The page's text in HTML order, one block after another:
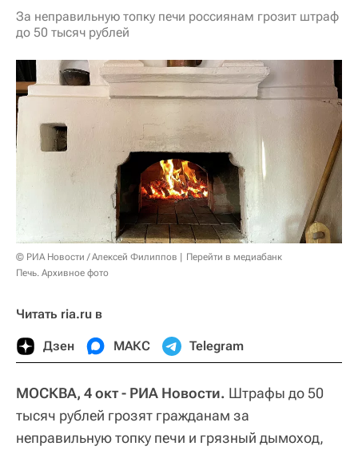
За неправильную топку печи россиянам грозит штраф
до 50 тысяч рублей
© РИА Новости / Алексей Филиппов
Перейти в медиабанк
Печь. Архивное фото
Читать ria.ru в
Дзен МАКС Telegram
МОСКВА, 4 окт - РИА Новости. Штрафы до 50
тысяч рублей грозят гражданам за
неправильную топку печи и грязный дымоход,